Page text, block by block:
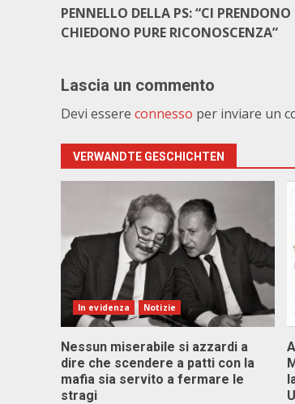
PENNELLO DELLA PS: “CI
CHIEDONO PURE RICONOSCENZA”
Lascia un commento
Devi essere connesso per inviare un
VERWANDTE GESCHICHTEN
In evidenza Notizie
Nessun miserabile si azzardi a
dire che scendere a patti con la
mafia sia servito a fermare le
stragi